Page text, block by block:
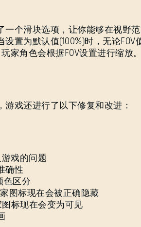
个滑块选项，让你能够在视野范
置为默认值(100%)时，无论FOV
家角色会根据FOV设置进行缩放。
戏还进行了以下修复和改进：
游戏的问题
确性
色区分
图标现在会被正确隐藏
图标现在会变为可见